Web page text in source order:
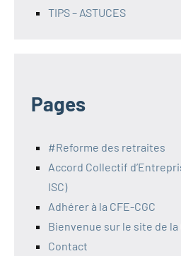
TIPS – ASTUCES
Pages
#Reforme des retraites
Accord Collectif
ISC)
Adhérer à la CFE-CGC
Bienvenue sur le site de la
Contact